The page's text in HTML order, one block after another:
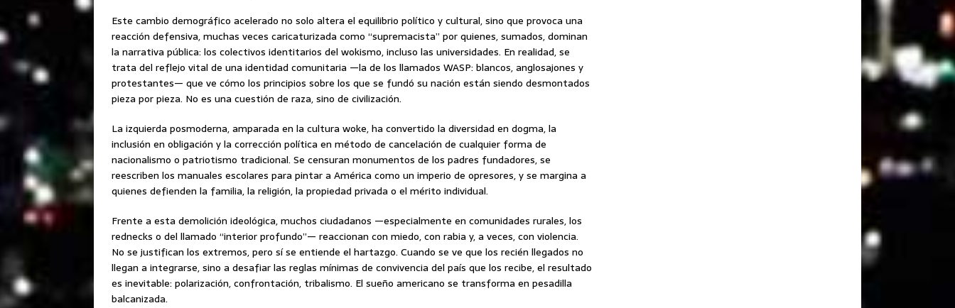
Este cambio demográfico acelerado no solo altera el equilibrio político y cultural, sino que provoca una
reacción defensiva, muchas veces caricaturizada como “supremacista” por quienes, sumados, dominan
la narrativa pública: los colectivos identitarios del wokismo, incluso las universidades. En realidad, se
trata del reflejo vital de una identidad comunitaria —la de los llamados WASP: blancos, anglosajones y
protestantes— que ve cómo los principios sobre los que se fundó su nación están siendo desmontados
pieza por pieza. No es una cuestión de raza, sino de civilización.
La izquierda posmoderna, amparada en la cultura woke, ha convertido la diversidad en dogma, la
inclusión en obligación y la corrección política en método de cancelación de cualquier forma de
nacionalismo o patriotismo tradicional. Se censuran monumentos de los padres fundadores, se
reescriben los manuales escolares para pintar a América como un imperio de opresores, y se margina a
quienes defienden la familia, la religión, la propiedad privada o el mérito individual.
Frente a esta demolición ideológica, muchos ciudadanos —especialmente en comunidades rurales, los
rednecks o del llamado “interior profundo”— reaccionan con miedo, con rabia y, a veces, con violencia.
No se justifican los extremos, pero sí se entiende el hartazgo. Cuando se ve que los recién llegados no
llegan a integrarse, sino a desafiar las reglas mínimas de convivencia del país que los recibe, el resultado
es inevitable: polarización, confrontación, tribalismo. El sueño americano se transforma en pesadilla
balcanizada.